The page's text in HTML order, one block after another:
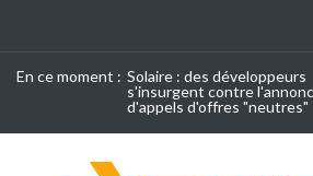
En ce moment : Solaire : des développeurs
s'insurgent contre
d'appels d'offres "neutres"